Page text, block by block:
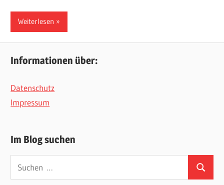
Weiterlesen
Informationen über:
Datenschutz
Impressum
Im Blog suchen
Suchen
nach:
Suchen